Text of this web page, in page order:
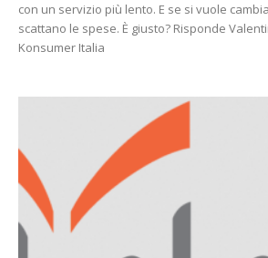
con un servizio più lento. E se si vuole
scattano le spese. È giusto? Risponde
Konsumer Italia